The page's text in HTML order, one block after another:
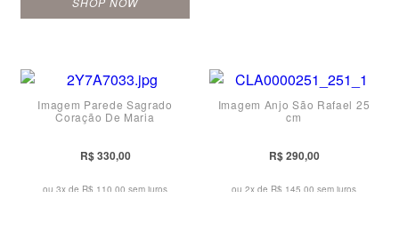
Imagem Parede Sagrado
Coração De Maria
R$ 330,00
ou 3x de R$ 110,00 sem juros
Imagem Anjo São Rafael 25
cm
R$ 290,00
ou 2x de R$ 145,00 sem juros